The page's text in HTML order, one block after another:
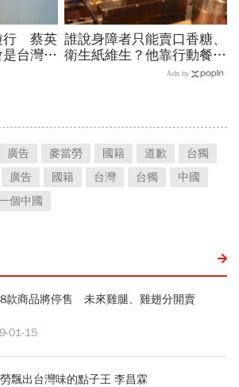
行 蔡英
台灣人
誰說身障者只能賣口香糖、
衛生紙維生？他靠行動餐車
Ads by
廣告 麥當勞 國籍 道歉
台獨
廣告 國籍 台灣 台獨
中國
個中國
款商品將停售 未來雞腿、雞翅分開賣
01-15
飄出台灣味的點子王 李昌霖